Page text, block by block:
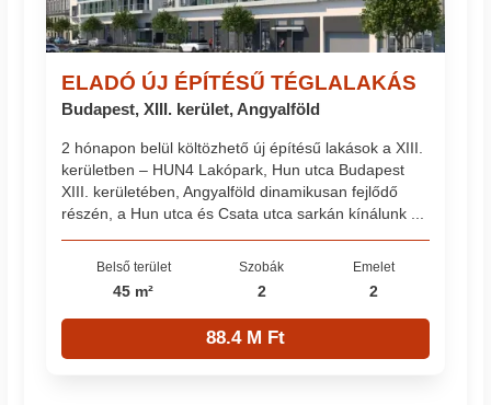
ELADÓ ÚJ ÉPÍTÉSŰ TÉGLALAKÁS
Budapest, XIII. kerület, Angyalföld
2 hónapon belül költözhető új építésű lakások a XIII.
kerületben – HUN4 Lakópark, Hun utca Budapest
XIII. kerületében, Angyalföld dinamikusan fejlődő
részén, a Hun utca és Csata utca sarkán kínálunk ...
Belső terület
45 m²
Szobák
2
Emelet
2
88.4 M Ft